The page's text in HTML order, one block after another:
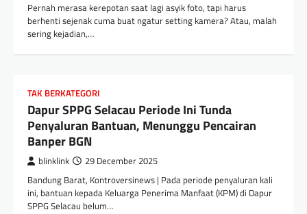
Pernah merasa kerepotan saat lagi asyik foto, tapi harus
berhenti sejenak cuma buat ngatur setting kamera? Atau, malah
sering kejadian,…
TAK BERKATEGORI
Dapur SPPG Selacau Periode Ini Tunda
Penyaluran Bantuan, Menunggu Pencairan
Banper BGN
blinklink 29 December 2025
Bandung Barat, Kontroversinews | Pada periode penyaluran kali
ini, bantuan kepada Keluarga Penerima Manfaat (KPM) di Dapur
SPPG Selacau belum…